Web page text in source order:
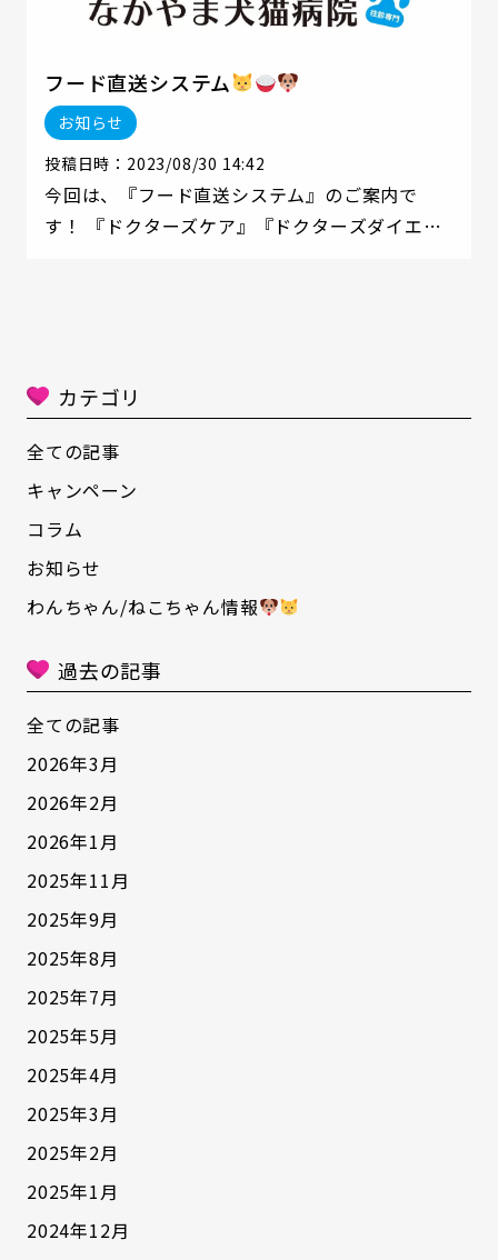
フード直送システム
お知らせ
投稿日時：2023/08/30 14:42
今回は、『フード直送システム』のご案内で
す！ 『ドクターズケア』『ドクターズダイエッ
ト注文ができますので、ご飯がなくなってきた
ら 「どうしよう、、、ご飯がなくなってきたけ
ど買いに行く暇がない・・・(´;ω;｀)」 という
『動物病院コード』 が必要ですので、ご相談く
ださい。 普段食べているご飯は、健康寿命にか
かわってきます！！ 何かご飯の事でお悩みの
方・もしくは相談したい方は お気軽に ご連絡く
カテゴリ
全ての記事
キャンペーン
コラム
お知らせ
わんちゃん/ねこちゃん情報
過去の記事
全ての記事
2026年3月
2026年2月
2026年1月
2025年11月
2025年9月
2025年8月
2025年7月
2025年5月
2025年4月
2025年3月
2025年2月
2025年1月
2024年12月